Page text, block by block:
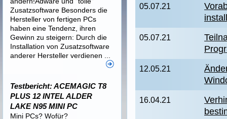
05.07.21
05.07.21
12.05.21
16.04.21
Zusatzsoftware Besonders die
Hersteller von fertigen PCs
haben eine Tendenz, ihren
Gewinn zu steigern: Durch die
Installation von Zusatzsoftware
anderer Hersteller verdienen ...
Testbericht: ACEMAGIC T8
PLUS 12 INTEL ALDER
LAKE N95 MINI PC
Mini PCs? Wofür?